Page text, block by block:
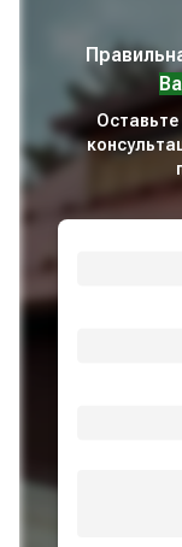
Оставьте